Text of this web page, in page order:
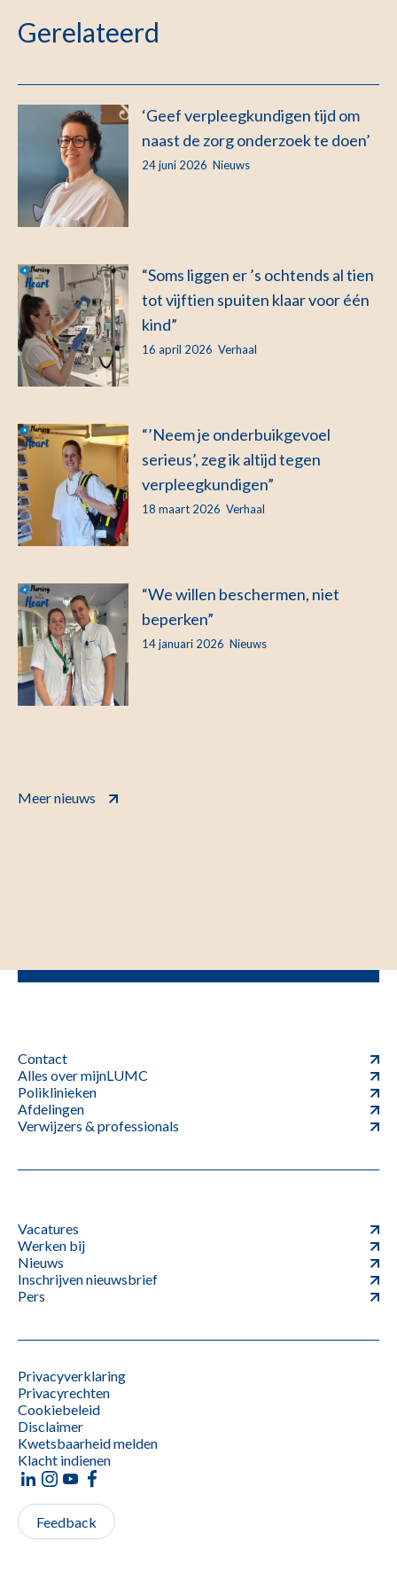
Gerelateerd
‘Geef verpleegkundigen tijd om
naast de zorg onderzoek te doen’
24 juni 2026 Nieuws
“Soms liggen er ’s ochtends al tien
tot vijftien spuiten klaar voor één
kind”
16 april 2026 Verhaal
“’Neem je onderbuikgevoel
serieus’, zeg ik altijd tegen
verpleegkundigen”
18 maart 2026 Verhaal
“We willen beschermen, niet
beperken”
14 januari 2026 Nieuws
Meer nieuws
Contact
Alles over mijnLUMC
Poliklinieken
Afdelingen
Verwijzers & professionals
Vacatures
Werken bij
Nieuws
Inschrijven nieuwsbrief
Pers
Privacyverklaring
Privacyrechten
Cookiebeleid
Disclaimer
Kwetsbaarheid melden
Klacht indienen
Feedback